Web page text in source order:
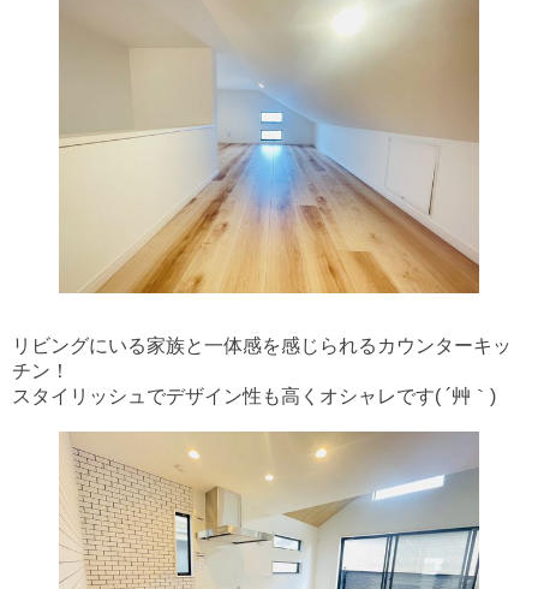
リビングにいる家族と一体感を感じられるカウンターキッ
チン！
スタイリッシュでデザイン性も高くオシャレです( ´艸｀)